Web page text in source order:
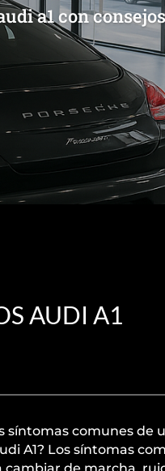
a1 con
AUDI A1
síntomas comunes de
A1? Los síntomas